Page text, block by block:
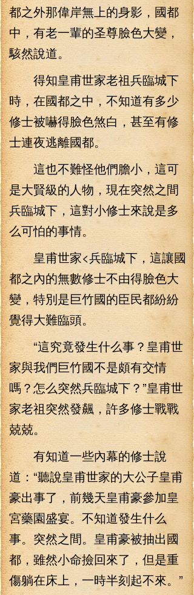
都之外那偉岸無上的身影，國都
中，有老一輩的圣尊臉色大變，
駭然說道。
得知皇甫世家老祖兵臨城下
時，在國都之中，不知道有多少
修士被嚇得臉色煞白，甚至有修
士連夜逃離國都。
這也不難怪他們膽小，這可
是大賢級的人物，現在突然之間
兵臨城下，這對小修士來說是多
么可怕的事情。
皇甫世家<兵臨城下，這讓國
都之內的無數修士不由得臉色大
變，特別是巨竹國的臣民都紛紛
覺得大難臨頭。
“這究竟發生什么事？皇甫世
家與我們巨竹國不是頗有交情
嗎？怎么突然兵臨城下？”皇甫世
家老祖突然發飆，許多修士戰戰
兢兢。
有知道一些內幕的修士說
道：“聽說皇甫世家的大公子皇甫
豪出事了，前幾天皇甫豪參加皇
宮藥園盛宴。不知道發生什么
事。突然之間。皇甫豪被抽出國
都，雖然小命撿回來了，但是重
傷躺在床上，一時半刻起不來。”